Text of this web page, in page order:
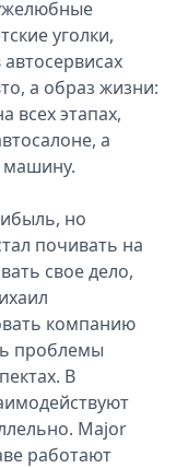
уголки,
а образ жизни:
всех этапах,
а
машину.
но
почивать на
свое дело,
компанию
проблемы
В
Major
работают